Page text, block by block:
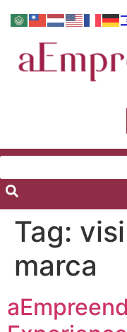
Tag:
marca